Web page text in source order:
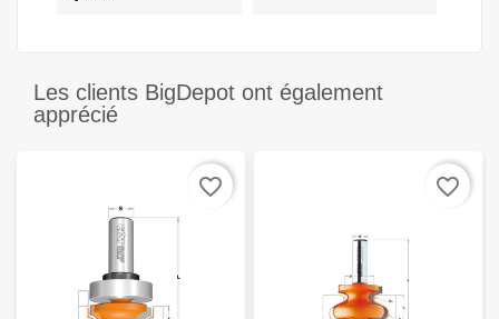
Les clients BigDepot ont également
apprécié
favorite_border favorite_border